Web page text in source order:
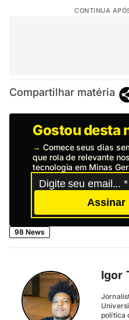
CONTINUA
Compartilhar matéria
Gostou desta
→ Comece seus dias
que rola de relevante
tecnologia em Minas
Assinar
98 News
Igor
política